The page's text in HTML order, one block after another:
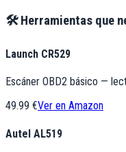
🛠️ Herramientas que
Launch CR529
Escáner OBD2 básico —
49.99 €Ver en Amazon
Autel AL519